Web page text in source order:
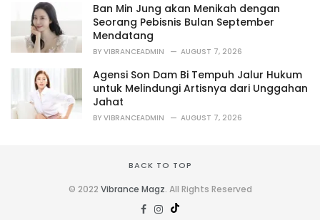
Ban Min Jung akan Menikah dengan
Seorang Pebisnis Bulan September
Mendatang
BY VIBRANCEADMIN AUGUST 7, 2026
Agensi Son Dam Bi Tempuh Jalur Hukum
untuk Melindungi Artisnya dari Unggahan
Jahat
BY VIBRANCEADMIN AUGUST 7, 2026
BACK TO TOP
© 2022 Vibrance Magz. All Rights Reserved